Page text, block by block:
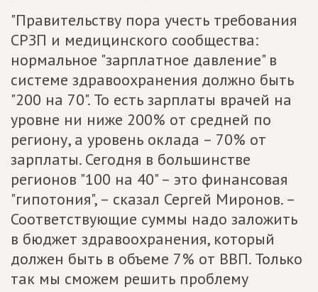
"Правительству пора учесть требования
СРЗП и медицинского сообщества:
нормальное "зарплатное давление" в
системе здравоохранения должно быть
"200 на 70". То есть зарплаты врачей на
уровне ни ниже 200% от средней по
региону, а уровень оклада – 70% от
зарплаты. Сегодня в большинстве
регионов "100 на 40" – это финансовая
"гипотония", – сказал Сергей Миронов. –
Соответствующие суммы надо заложить
в бюджет здравоохранения, который
должен быть в объеме 7% от ВВП. Только
так мы сможем решить проблему